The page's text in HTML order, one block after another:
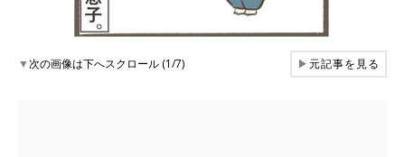
▼次の画像は下へスクロール (1/7) ▶元記事を見る